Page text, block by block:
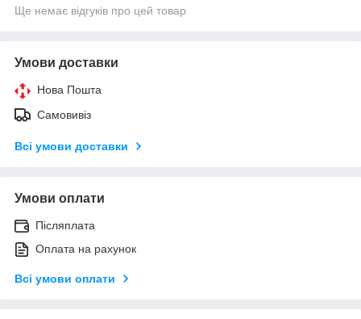
Ще немає відгуків про цей товар
Умови доставки
Нова Пошта
Самовивіз
Всі умови доставки
Умови оплати
Післяплата
Оплата на рахунок
Всі умови оплати